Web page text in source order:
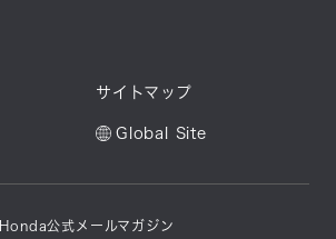
サイトマップ
Global Site
Honda公式メールマガジン